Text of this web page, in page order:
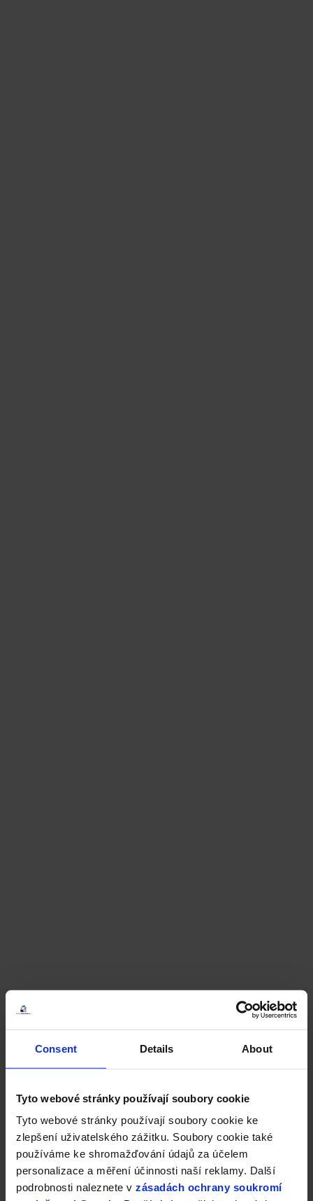
Consent Details About
Tyto webové stránky používají soubory cookie
Tyto webové stránky používají soubory cookie ke
zlepšení uživatelského zážitku. Soubory cookie také
používáme ke shromažďování údajů za účelem
personalizace a měření účinnosti naší reklamy. Další
podrobnosti naleznete v zásadách ochrany soukromí